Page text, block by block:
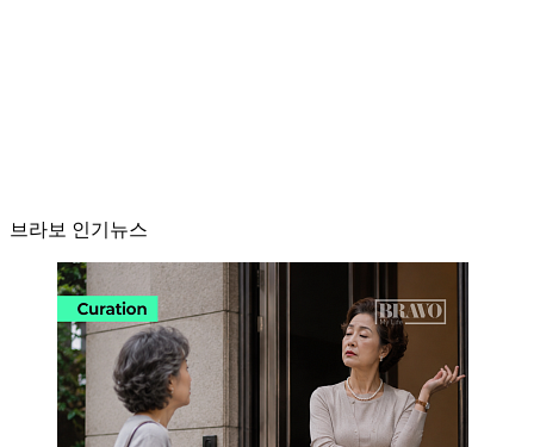
브라보 인기뉴스